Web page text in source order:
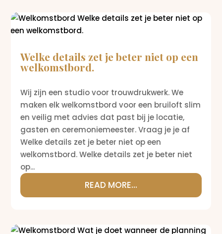
Welke details zet je beter niet op een
welkomstbord.
Wij zijn een studio voor trouwdrukwerk. We
maken elk welkomstbord voor een bruiloft slim
en veilig met advies dat past bij je locatie,
gasten en ceremoniemeester. Vraag je je af
Welke details zet je beter niet op een
welkomstbord. Welke details zet je beter niet
op...
READ MORE...